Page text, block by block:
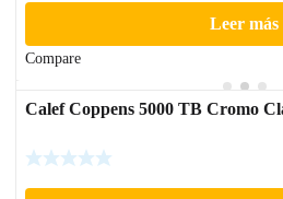
Leer más
Compare
Calef Coppens 5000 TB Cromo